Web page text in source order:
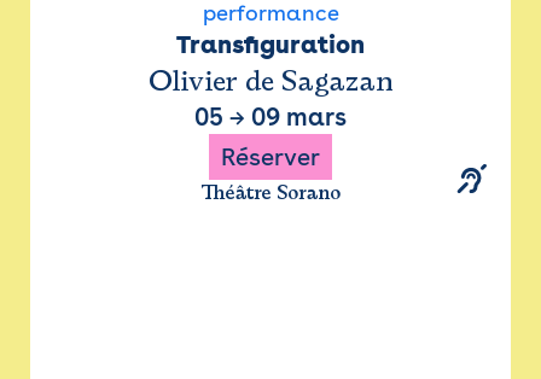
performance
Transfiguration
Olivier de Sagazan
05 → 09 mars
Réserver
Théâtre Sorano